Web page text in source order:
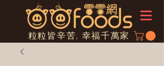
粒粒皆辛苦, 幸福千萬家